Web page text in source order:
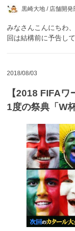
黒崎大地 / 店舗開発
みなさんこんにちわ
回は結構前に予告し
2018/08/03
【2018 FIFA
1度の祭典「W